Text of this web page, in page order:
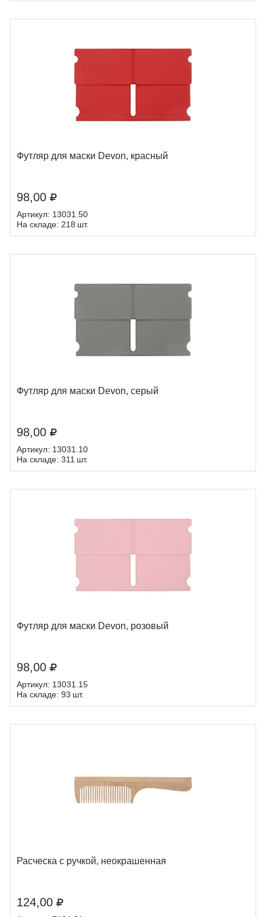
Футляр для маски Devon, красный
98,00
Артикул: 13031.50
На складе: 218 шт.
Футляр для маски Devon, серый
98,00
Артикул: 13031.10
На складе: 311 шт.
Футляр для маски Devon, розовый
98,00
Артикул: 13031.15
На складе: 93 шт.
Расческа с ручкой, неокрашенная
124,00